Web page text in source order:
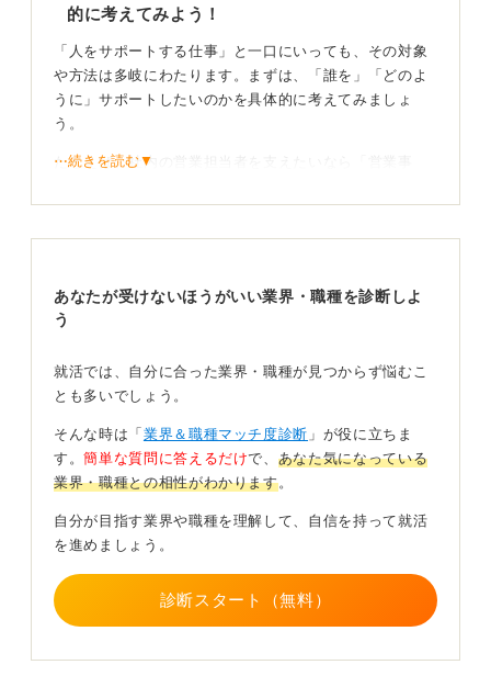
的に考えてみよう！
「人をサポートする仕事」と一口にいっても、その対象
や方法は多岐にわたります。まずは、「誰を」「どのよ
うに」サポートしたいのかを具体的に考えてみましょ
う。
たとえば、社内の営業担当者を支えたいなら「営業事
ます。
員」、企業のIT環境を支えたいなら「社内SE」というよ
うに、さまざまな職種が考えられるでしょう。
自分の進みたい方向性で職種を絞り込んでいこう！
どのようなサポートの形に、自身がやりがいや喜びを感
じるのかを深く考えてみることが、職種を絞り込むうえ
での重要なヒントになります。
また、目指す職種によっては、特定の資格やスキルが求
められる場合もあるでしょう。
自身がやりたいサポートの形を具体化していくことで、
今、身に付けるべきこともおのずと明確になってきま
す。いろいろな可能性を探りながら、自身に最も合うサ
⋯続きを読む▼
あなたが受けないほうがいい業界・職種を診断しよ
う
就活では、自分に合った業界・職種が見つからず悩むこ
とも多いでしょう。
そんな時は「 業界＆職種マッチ度診断 」が役に立ちま
す。簡単な質問に答えるだけで、 あなた気になっている
業界・職種との相性がわかります。
自分が目指す業界や職種を理解して、自信を持って就活
を進めましょう。
診断スタート（無料）